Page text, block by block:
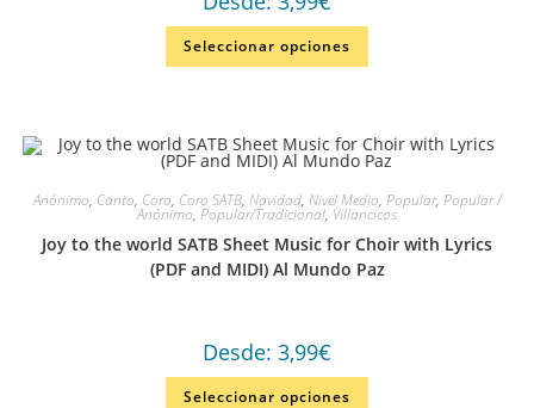
Seleccionar opciones
Anónimo, Canto, Coro, Coro SATB, Navidad, Nivel Medio, Popular, Popular /
Anónimo, Popular/Tradicional, Villancicos
Joy to the world SATB Sheet Music for Choir with Lyrics
(PDF and MIDI) Al Mundo Paz
Desde: 3,99€
Seleccionar opciones